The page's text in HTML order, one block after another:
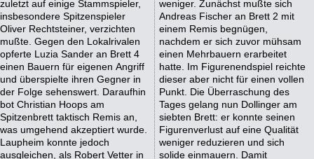
zuletzt auf einige Stammspieler,
insbesondere Spitzenspieler
Oliver Rechtsteiner, verzichten
mußte. Gegen den Lokalrivalen
opferte Luzia Sander an Brett 4
einen Bauern für eigenen Angriff
und überspielte ihren Gegner in
der Folge sehenswert. Daraufhin
bot Christian Hoops am
Spitzenbrett taktisch Remis an,
was umgehend akzeptiert wurde.
Laupheim konnte jedoch
ausgleichen, als Robert Vetter in
weniger. Zunächst mußte sich
Andreas Fischer an Brett 2 mit
einem Remis begnügen,
nachdem er sich zuvor mühsam
einen Mehrbauern erarbeitet
hatte. Im Figurenendspiel reichte
dieser aber nicht für einen vollen
Punkt. Die Überraschung des
Tages gelang nun Dollinger am
siebten Brett: er konnte seinen
Figurenverlust auf eine Qualität
weniger reduzieren und sich
solide einmauern. Damit